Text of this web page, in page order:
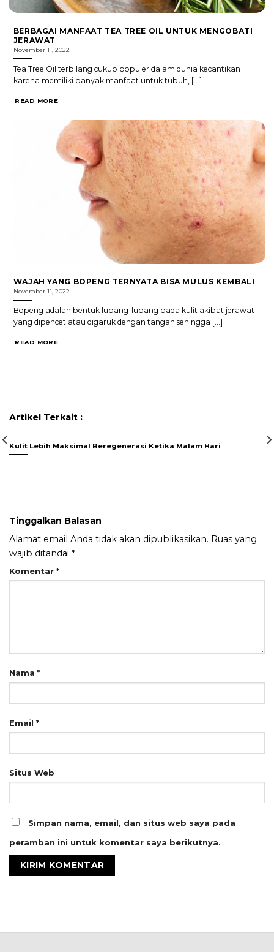
BERBAGAI MANFAAT TEA TREE OIL UNTUK MENGOBATI
JERAWAT
November 11, 2022
Tea Tree Oil terbilang cukup populer dalam dunia kecantikan
karena memiliki banyak manfaat untuk tubuh, [...]
READ MORE
WAJAH YANG BOPENG TERNYATA BISA MULUS KEMBALI
November 11, 2022
Bopeng adalah bentuk lubang-lubang pada kulit akibat jerawat
yang dipencet atau digaruk dengan tangan sehingga [...]
READ MORE
Artikel Terkait :
Kulit Lebih Maksimal Beregenerasi Ketika Malam Hari
Tinggalkan Balasan
Alamat email Anda tidak akan dipublikasikan. Ruas yang
wajib ditandai *
Komentar *
Nama *
Email *
Situs Web
Simpan nama, email, dan situs web saya pada
peramban ini untuk komentar saya berikutnya.